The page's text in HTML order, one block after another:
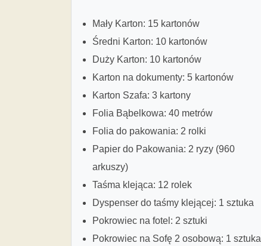
Mały Karton: 15 kartonów
Średni Karton: 10 kartonów
Duży Karton: 10 kartonów
Karton na dokumenty: 5 kartonów
Karton Szafa: 3 kartony
Folia Bąbelkowa: 40 metrów
Folia do pakowania: 2 rolki
Papier do Pakowania: 2 ryzy (960
arkuszy)
Taśma klejąca: 12 rolek
Dyspenser do taśmy klejącej: 1 sztuka
Pokrowiec na fotel: 2 sztuki
Pokrowiec na Sofę 2 osobową: 1 sztuka